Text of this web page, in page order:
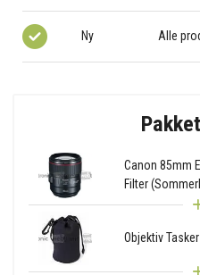
Ny Alle
Canon 85mm
Filter
Objektiv Tasker